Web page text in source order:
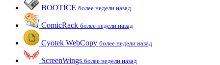
BOOTICE более недели назад
ComicRack более недели назад
Cyotek WebCopy более недели назад
ScreenWings более недели назад